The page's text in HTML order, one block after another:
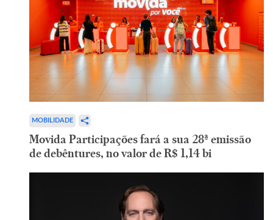
MOBILIDADE
Movida Participações fará a sua 28ª emissão
de debêntures, no valor de R$ 1,14 bi